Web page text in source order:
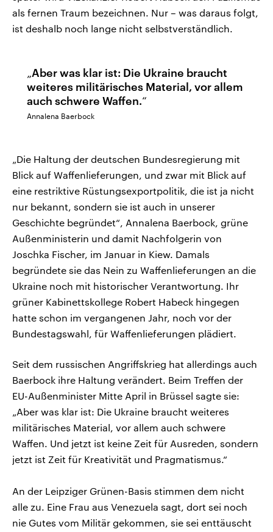
als fernen Traum bezeichnen. Nur – was daraus folgt,
ist deshalb noch lange nicht selbstverständlich.
Aber was klar ist: Die Ukraine braucht
weiteres militärisches Material, vor allem
auch schwere Waffen.
Annalena Baerbock
„Die Haltung der deutschen Bundesregierung mit
Blick auf Waffenlieferungen, und zwar mit Blick auf
eine restriktive Rüstungsexportpolitik, die ist ja nicht
nur bekannt, sondern sie ist auch in unserer
Geschichte begründet“, Annalena Baerbock, grüne
Außenministerin und damit Nachfolgerin von
Joschka Fischer, im Januar in Kiew. Damals
begründete sie das Nein zu Waffenlieferungen an die
Ukraine noch mit historischer Verantwortung. Ihr
grüner Kabinettskollege Robert Habeck hingegen
hatte schon im vergangenen Jahr, noch vor der
Bundestagswahl, für Waffenlieferungen plädiert.
Seit dem russischen Angriffskrieg hat allerdings auch
Baerbock ihre Haltung verändert. Beim Treffen der
EU-Außenminister Mitte April in Brüssel sagte sie:
„Aber was klar ist: Die Ukraine braucht weiteres
militärisches Material, vor allem auch schwere
Waffen. Und jetzt ist keine Zeit für Ausreden, sondern
jetzt ist Zeit für Kreativität und Pragmatismus.“
An der Leipziger Grünen-Basis stimmen dem nicht
alle zu. Eine Frau aus Venezuela sagt, dort sei noch
nie Gutes vom Militär gekommen, sie sei enttäuscht